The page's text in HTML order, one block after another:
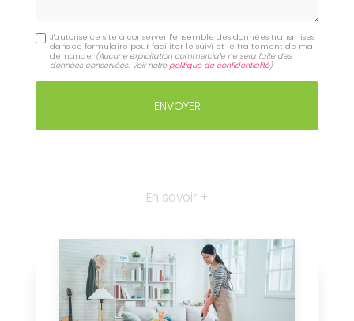
J'autorise ce site à conserver l'ensemble des données transmises
dans ce formulaire pour faciliter le suivi et le traitement de ma
demande. (Aucune exploitation commerciale ne sera faite des
données conservées. Voir notrepolitique de confidentialité)
En savoir +